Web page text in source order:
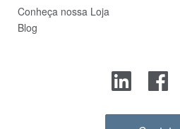
Conheça nossa Loja
Blog